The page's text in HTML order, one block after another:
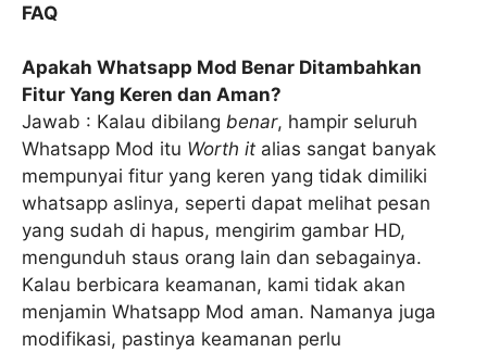
FAQ
Apakah Whatsapp Mod Benar Ditambahkan
Fitur Yang Keren dan Aman?
Jawab : Kalau dibilang benar, hampir seluruh
Whatsapp Mod itu Worth it alias sangat banyak
mempunyai fitur yang keren yang tidak dimiliki
whatsapp aslinya, seperti dapat melihat pesan
yang sudah di hapus, mengirim gambar HD,
mengunduh staus orang lain dan sebagainya.
Kalau berbicara keamanan, kami tidak akan
menjamin Whatsapp Mod aman. Namanya juga
modifikasi, pastinya keamanan perlu